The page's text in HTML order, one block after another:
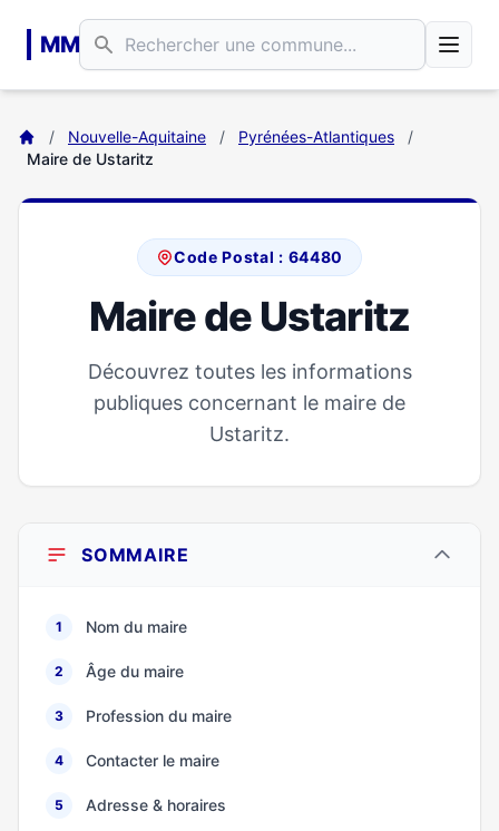
MM
/ Nouvelle-Aquitaine / Pyrénées-Atlantiques
/
Maire de Ustaritz
Code Postal : 64480
Maire de Ustaritz
Découvrez toutes les informations
publiques concernant le maire de
Ustaritz.
SOMMAIRE
1 Nom du maire
2 Âge du maire
3 Profession du maire
4 Contacter le maire
5 Adresse & horaires